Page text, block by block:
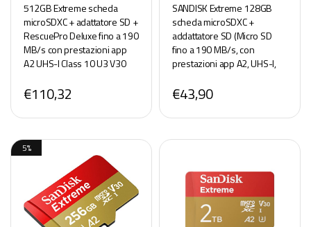
512GB Extreme scheda
microSDXC + adattatore SD +
RescuePro Deluxe fino a 190
MB/s con prestazioni app
A2 UHS-I Class 10 U3 V30
€110,32
SANDISK Extreme 128GB
scheda microSDXC +
addattatore SD (Micro SD
fino a 190 MB/s, con
prestazioni app A2, UHS-I,
RescuePro Deluxe)
€43,90
5%